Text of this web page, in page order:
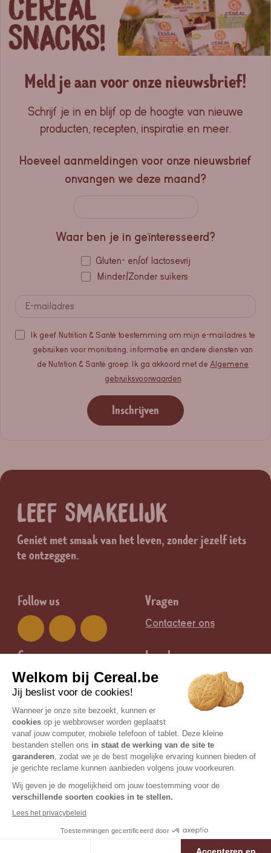
Meld je aan voor onze nieuwsbrief!
Schrijf je in en blijf op de hoogte van nieuwe
producten, recepten, inspiratie en meer.
Hoeveel aanmeldingen voor onze nieuwsbrief
onvangen we deze maand?
Waar ben je in geïnteresseerd?
Gluten- en/of lactosevrij
Minder/Zonder suikers
Ik geef Nutrition & Santé toestemming om mijn e-mailadres te
gebruiken voor monitoring, informatie en andere diensten van
de Nutrition & Santé groep. Ik ga akkoord met de Algemene
gebruiksvoorwaarden
Inschrijven
LEEF SMAKELIJK
Geniet met smaak van het leven, zonder jezelf iets
te ontzeggen.
Follow us Vragen
Contacteer ons
Groep
Nutrition & Santé
Legal
Juridische informatie
Certisys / BE-BIO-01 is de controlerende bioinstantie |
© Copyright 2026 Céréal